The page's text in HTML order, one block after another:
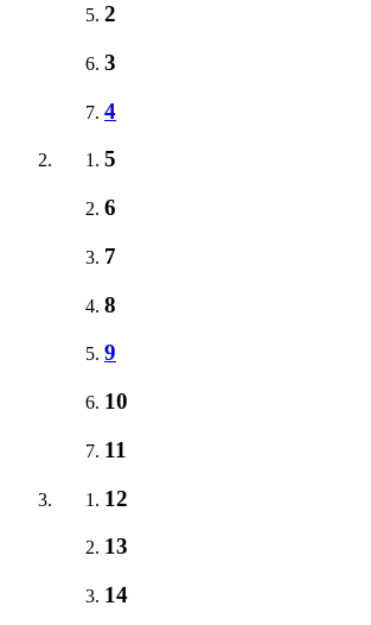
2
3
4
5
6
7
8
9
10
11
12
13
14